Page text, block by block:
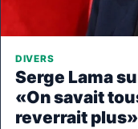
DIVERS
Serge Lama
«On savait
reverrait plus»